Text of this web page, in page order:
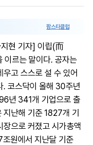
팜스타클럽
현 기자] 이립(而
이르는 말이다. 공자는
우고 스스로 설 수 있어
. 코스닥이 올해 30주년
년 341개 기업으로 출
지난해 기준 1827개 기
장으로 커졌고 시가총액
조원에서 지난달 기준